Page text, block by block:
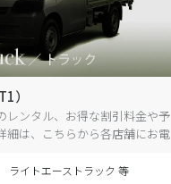
）
レンタル、お得な割引料金や予
細は、こちらから各店舗にお電
ライトエーストラック 等